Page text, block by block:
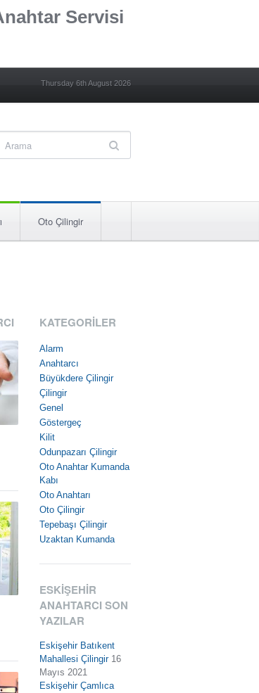
Servisi
Thursday 6th August 2026
Oto Çilingir
KATEGORILER
Alarm
Anahtarcı
Büyükdere Çilingir
Çilingir
Genel
Göstergeç
Kilit
Odunpazarı Çilingir
Oto Anahtar Kumanda
Kabı
Oto Anahtarı
Oto Çilingir
Tepebaşı Çilingir
Uzaktan Kumanda
ESKIŞEHIR
ANAHTARCI SON
YAZILAR
Eskişehir Batıkent
Mahallesi Çilingir 16
Mayıs 2021
Eskişehir Çamlıca